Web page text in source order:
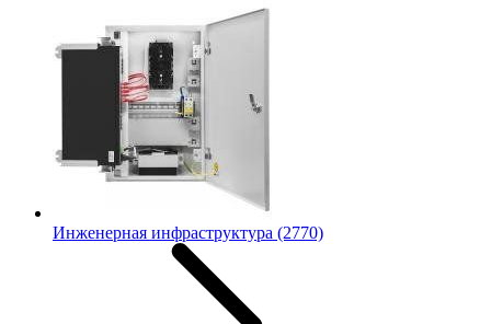
Инженерная инфраструктура (2770)